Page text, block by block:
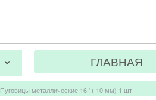
ГЛАВНАЯ
Пуговицы металлические 16 ' ( 10 мм) 1 шт